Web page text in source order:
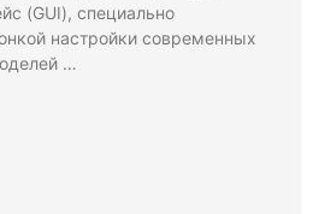
(GUI), специально
настройки современных
…